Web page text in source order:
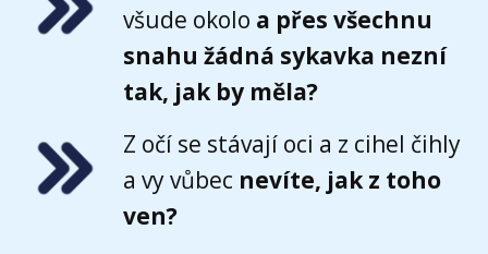
všude okolo a přes všechnu
snahu žádná sykavka nezní
tak, jak by měla?
Z očí se stávají oci a z cihel čihly
a vy vůbec nevíte, jak z toho
ven?